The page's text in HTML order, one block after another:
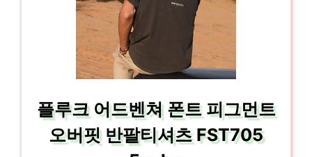
플루크 어드벤쳐 폰트 피그먼트
오버핏 반팔티셔츠 FST705